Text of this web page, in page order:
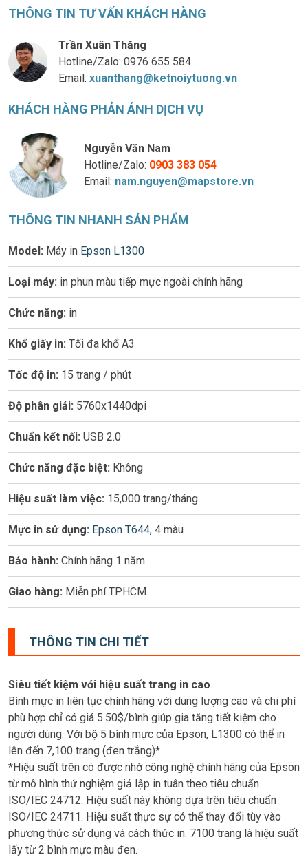
THÔNG TIN TƯ VẤN KHÁCH HÀNG
Trần Xuân Thăng
Hotline/Zalo:0976 655 584
Email:xuanthang@ketnoiytuong.vn
KHÁCH HÀNG PHẢN ÁNH DỊCH VỤ
Nguyễn Văn Nam
Hotline/Zalo: 0903 383 054
Email: nam.nguyen@mapstore.vn
THÔNG TIN NHANH SẢN PHẨM
Model: Máy in Epson L1300
Loại máy: in phun màu tiếp mực ngoài chính hãng
Chức năng: in
Khổ giấy in: Tối đa khổ A3
Tốc độ in: 15 trang / phút
Độ phân giải: 5760x1440dpi
Chuẩn kết nối: USB 2.0
Chức năng đặc biệt: Không
Hiệu suất làm việc: 15,000 trang/tháng
Mực in sử dụng: Epson T644, 4 màu
Bảo hành: Chính hãng 1 năm
Giao hàng: Miễn phí TPHCM
THÔNG TIN CHI TIẾT
Siêu tiết kiệm với hiệu suất trang in cao
Bình mực in liên tục chính hãng với dung lượng cao và chi phí
phù hợp chỉ có giá 5.50$/bình giúp gia tăng tiết kiệm cho
người dùng. Với bộ 5 bình mực của Epson, L1300 có thể in
lên đến 7,100 trang (đen trắng)*
*Hiệu suất trên có được nhờ công nghệ chính hãng của Epson
từ mô hình thử nghiệm giả lập in tuân theo tiêu chuẩn
ISO/IEC 24712. Hiệu suất này không dựa trên tiêu chuẩn
ISO/IEC 24711. Hiệu suất thực sự có thể thay đổi tùy vào
phương thức sử dụng và cách thức in. 7100 trang là hiệu suất
lấy từ 2 bình mực màu đen.